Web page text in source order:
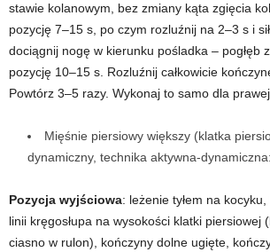
stawie kolanowym, bez zmiany kąta zgięcia
pozycję 7–15 s, po czym rozluźnij na 2–3 s i
dociągnij nogę w kierunku pośladka – pogłęb
pozycję 10–15 s. Rozluźnij całkowicie
Powtórz 3–5 razy. Wykonaj to samo dla
Mięśnie piersiowy większy (klatka
dynamiczny, technika aktywna-dynamiczna:
Pozycja wyjściowa: leżenie tyłem na
linii kręgosłupa na wysokości klatki piersiowej
ciasno w rulon), kończyny dolne ugięte,